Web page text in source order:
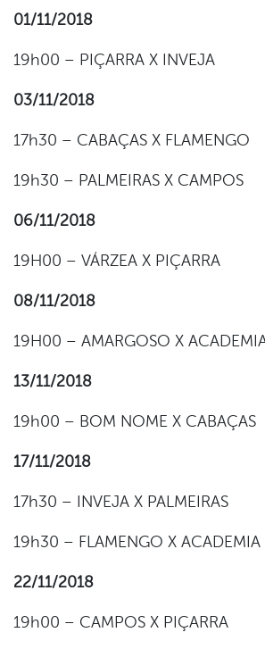
01/11/2018
19h00 – PIÇARRA X INVEJA
03/11/2018
17h30 – CABAÇAS X FLAMENGO
19h30 – PALMEIRAS X CAMPOS
06/11/2018
19H00 – VÁRZEA X PIÇARRA
08/11/2018
19H00 – AMARGOSO X
13/11/2018
19h00 – BOM NOME X CABAÇAS
17/11/2018
17h30 – INVEJA X PALMEIRAS
19h30 – FLAMENGO X ACADEMIA
22/11/2018
19h00 – CAMPOS X PIÇARRA